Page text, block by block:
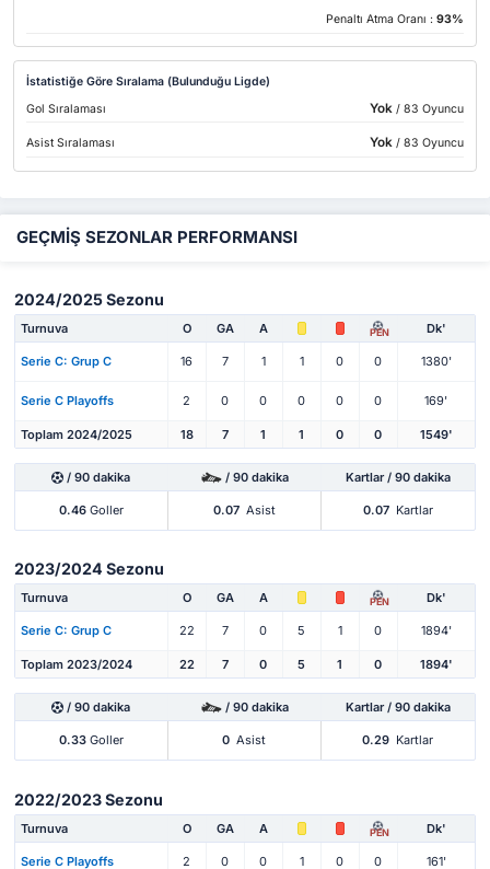
Penaltı Atma Oranı : 93%
İstatistiğe Göre Sıralama (Bulunduğu Ligde)
Gol Sıralaması
Yok / 83 Oyuncu
Asist Sıralaması Yok/ 83 Oyuncu
GEÇMİŞ SEZONLAR PERFORMANSI
2024/2025 Sezonu
Turnuva O GA A PEN Dk'
Serie C: Grup C 16 7 1 1 0 0 1380'
Serie C Playoffs 2 0 0 0 0 0 169'
Toplam 2024/2025 18 7 1 1 0 0 1549'
/ 90 dakika / 90 dakika Kartlar / 90 dakika
0.46Goller 0.07 Asist 0.07 Kartlar
2023/2024 Sezonu
Turnuva O GA A PEN Dk'
Serie C: Grup C 22 7 0 5 1 0 1894'
Toplam 2023/2024 22 7 0 5 1 0 1894'
/ 90 dakika / 90 dakika Kartlar / 90 dakika
0.33Goller 0 Asist 0.29 Kartlar
2022/2023 Sezonu
Turnuva O GA A PEN Dk'
Serie C Playoffs 2 0 0 1 0 0 161'